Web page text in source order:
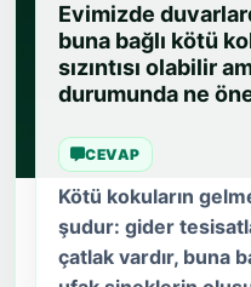
Evimizde
buna bağlı kötü
sızıntısı olabilir
durumunda ne
CEVAP
Kötü kokuların
şudur: gider
çatlak vardır, buna